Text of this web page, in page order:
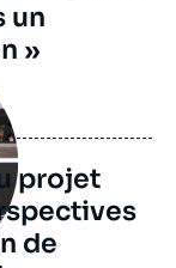
un
»
projet
de